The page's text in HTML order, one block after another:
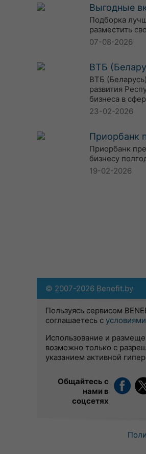
Выгодные
Подборка
разместить
07-08-2026
ВТБ
ВТБ
развития
бизнеса в
23-02-2026
Приорбанк
Приорбанк
бизнесу
19-02-2026
© 2007-2026 Benefit.by
Пользуясь сервисом
соглашаетесь с
Использование и
возможно только с
указанием активной
Общайтесь с
нами в
соцсетях